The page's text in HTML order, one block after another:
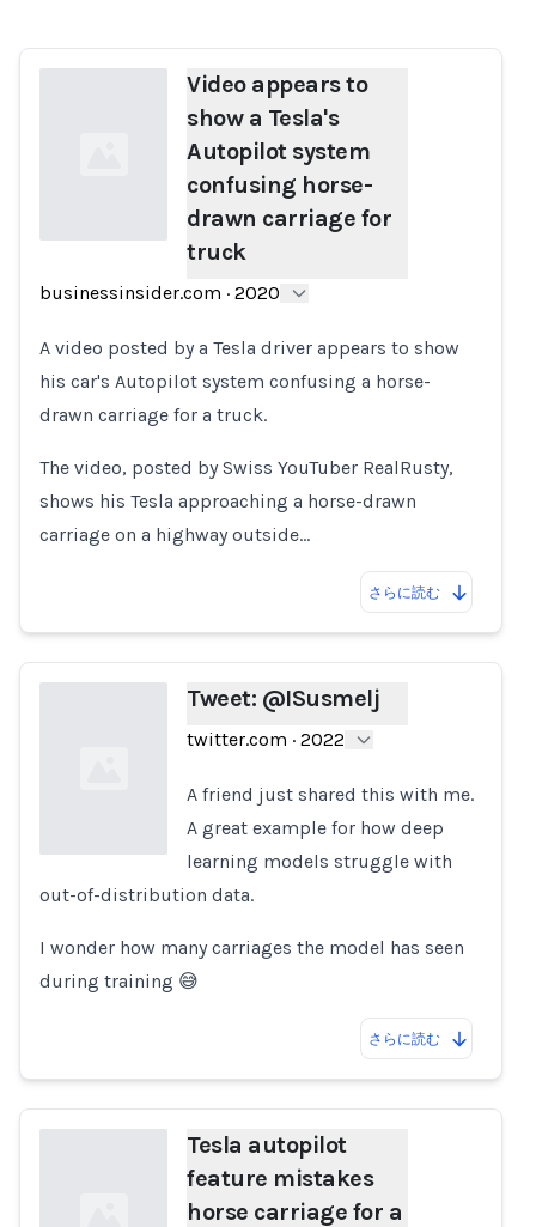
Loading...
Video appears to
show a Tesla's
Autopilot system
confusing horse-
drawn carriage for
truck
businessinsider.com · 2020
A video posted by a Tesla driver appears to show
his car's Autopilot system confusing a horse-
drawn carriage for a truck.
The video, posted by Swiss YouTuber RealRusty,
shows his Tesla approaching a horse-drawn
carriage on a highway outside…
さらに読む
Loading...
Tweet: @ISusmelj
twitter.com · 2022
A friend just shared this with me.
A great example for how deep
learning models struggle with
out-of-distribution data.
I wonder how many carriages the model has seen
during training 😅
さらに読む
Tesla autopilot
feature mistakes
horse carriage for a